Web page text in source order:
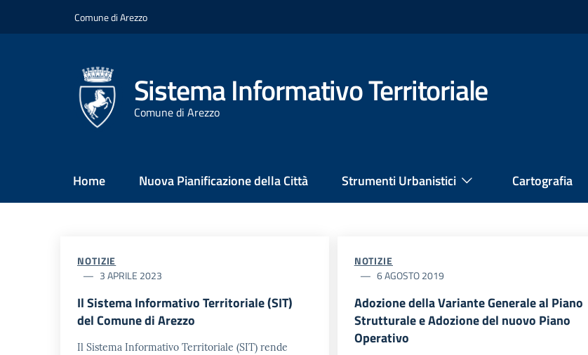
Comune di Arezzo
Sistema Informativo Territoriale
Comune di Arezzo
Main
Menu
Home Nuova Pianificazione della Città Strumenti Urbanistici Cartografia
NOTIZIE
3 APRILE 2023
Il Sistema Informativo Territoriale (SIT)
del Comune di Arezzo
Il Sistema Informativo Territoriale (SIT) rende
NOTIZIE
6 AGOSTO 2019
Adozione della Variante Generale al Piano
Strutturale e Adozione del nuovo Piano
Operativo